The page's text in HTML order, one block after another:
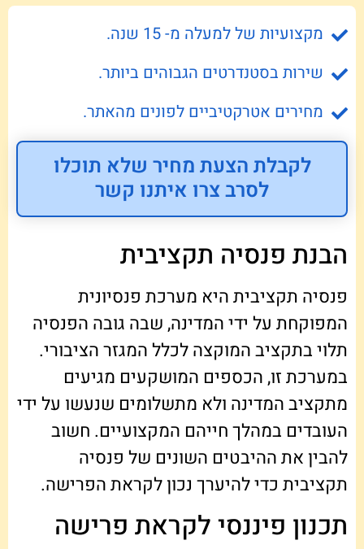
מקצועיות של למעלה מ- 15 שנה.
שירות בסטנדרטים הגבוהים ביותר.
מחירים אטרקטיביים לפונים מהאתר.
לקבלת הצעת מחיר שלא תוכלו
לסרב צרו איתנו קשר
הבנת פנסיה תקציבית
פנסיה תקציבית היא מערכת פנסיונית
המפוקחת על ידי המדינה, שבה גובה הפנסיה
תלוי בתקציב המוקצה לכלל המגזר הציבורי.
במערכת זו, הכספים המושקעים מגיעים
מתקציב המדינה ולא מתשלומים שנעשו על ידי
העובדים במהלך חייהם המקצועיים. חשוב
להבין את ההיבטים השונים של פנסיה
תקציבית כדי להיערך נכון לקראת הפרישה.
תכנון פיננסי לקראת פרישה